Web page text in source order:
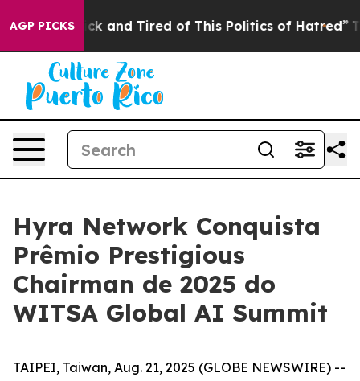
AGP PICKS
Sick and Tired of This Politics of Hatred” The Story
Hyra Network Conquista
Prêmio Prestigious
Chairman de 2025 do
WITSA Global AI Summit
TAIPEI, Taiwan, Aug. 21, 2025 (GLOBE NEWSWIRE) --